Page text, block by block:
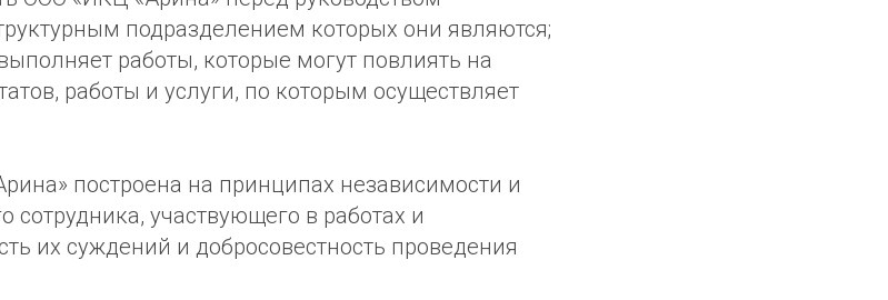
подразделением которых они являются;
работы, которые могут повлиять на
работы и услуги, по которым осуществляет
построена на принципах независимости и
сотрудника, участвующего в работах и
их суждений и добросовестность проведения